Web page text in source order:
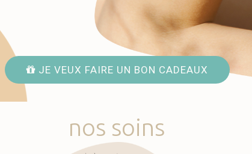
JE VEUX FAIRE UN BON CADEAUX
nos soins